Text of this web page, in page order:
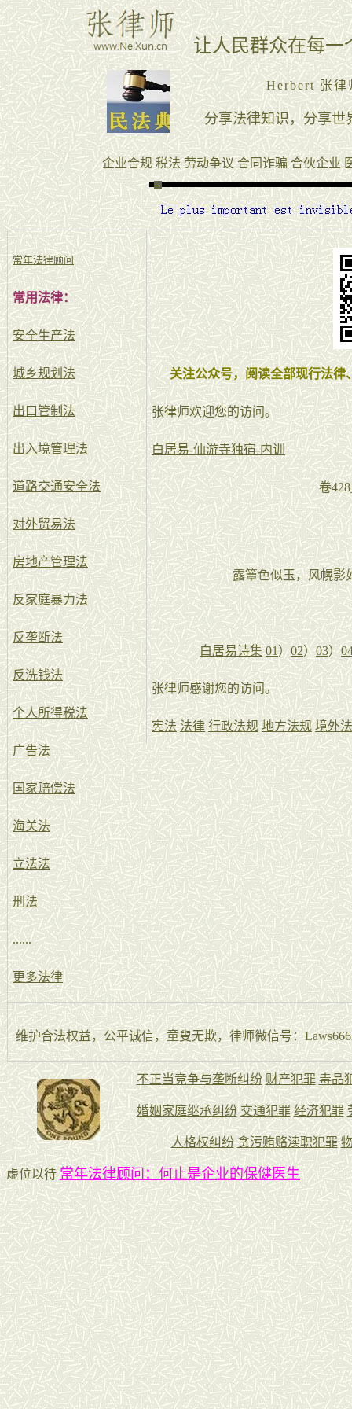
常年法律顾问
常用法律：
安全生产法
城乡规划法
出口管制法
出入境管理法
道路交通安全法
对外贸易法
房地产管理法
反家庭暴力法
反垄断法
反洗钱法
个人所得税法
广告法
国家赔偿法
海关法
立法法
刑法
......
更多法律
关注公众号，阅读全部现行法律
张律师欢迎您的访问。
白居易-仙游寺独宿-内训
卷
露簟色似玉，风幌影
白居易诗集 01）02）03）
张律师感谢您的访问。
宪法 法律 行政法规 地方法规 境外
维护合法权益，公平诚信，童叟无欺，律师微信号：
虚位以待常年法律顾问：何止是企业的保健医生